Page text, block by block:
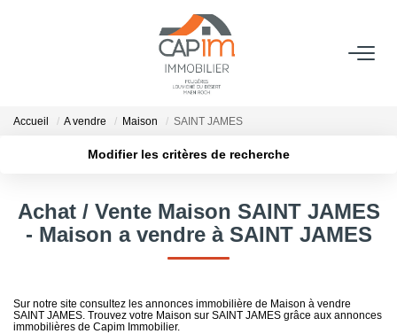
VENTES
Qui Sommes Nous
Nous Rejoindre
Nos Actualités
Accueil A vendre Maison SAINT JAMES
Modifier les critères de recherche
Surface min Budget max
Achat / Vente Maison SAINT JAMES
- Maison a vendre à SAINT JAMES
Sur notre site consultez les annonces immobilière de Maison à vendre
SAINT JAMES. Trouvez votre Maison sur SAINT JAMES grâce aux annonces
immobilières de Capim Immobilier.